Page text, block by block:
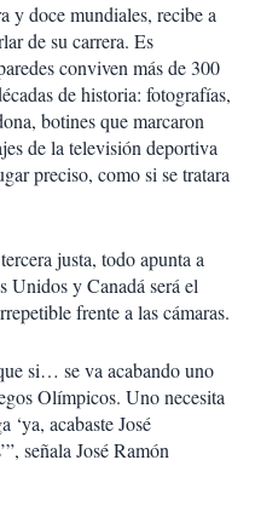
y doce mundiales, recibe a
de su carrera. Es
conviven más de 300
de historia: fotografías,
botines que marcaron
de la televisión deportiva
preciso, como si se tratara
justa, todo apunta a
Unidos y Canadá será el
frente a las cámaras.
si… se va acabando uno
Olímpicos. Uno necesita
‘ya, acabaste José
señala José Ramón